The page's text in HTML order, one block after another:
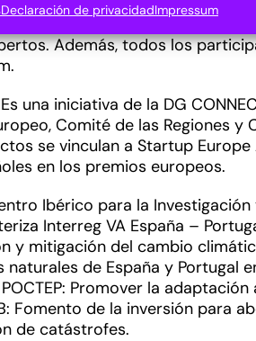
Declaración de privacidadImpressum
de innovación abierta
Además, todos los
una iniciativa de la DG
Comité de las Regiones y
se vinculan a Startup
en los premios europeos.
Ibérico para la
Interreg VA España –
y mitigación del cambio
de España y Portugal
Promover la
Fomento de la inversión para
de catástrofes.